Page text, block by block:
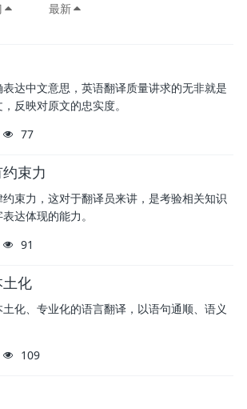
最新
达中文意思，英语翻译质量讲求的无非就是
反映对原文的忠实度。
77
束力
束力，这对于翻译员来讲，是考验相关知识
达体现的能力。
91
化
化、专业化的语言翻译，以语句通顺、语义
109